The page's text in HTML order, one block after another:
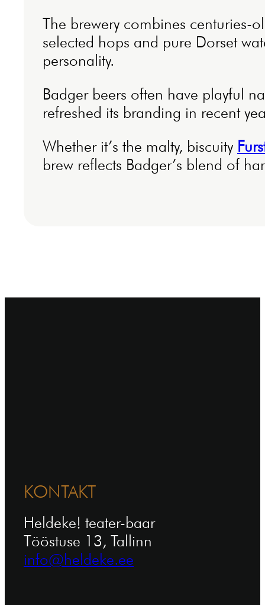
The brewery combines centuries-
selected hops and pure Dorset
personality.
Badger beers often have playful
refreshed its branding in recent
Whether it’s the malty, biscuity
brew reflects Badger’s blend of
KONTAKT
Heldeke! teater-baar
Tööstuse 13, Tallinn
info@heldeke.ee